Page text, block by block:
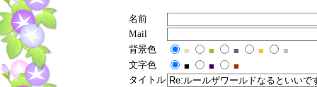
名前
Mail
背景色
■ ■ ■ ■
■
文字色
■ ■
■
タイトル